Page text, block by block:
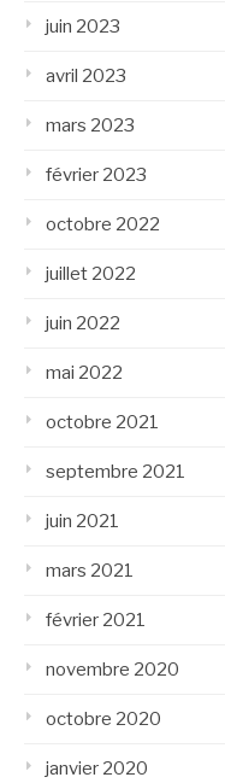
juin 2023
avril 2023
mars 2023
février 2023
octobre 2022
juillet 2022
juin 2022
mai 2022
octobre 2021
septembre 2021
juin 2021
mars 2021
février 2021
novembre 2020
octobre 2020
janvier 2020